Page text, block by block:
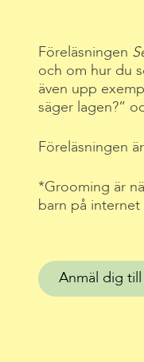
Föreläsningen
och om hur du
även upp
säger lagen?”
Föreläsningen
*Grooming är
barn på internet
Anmäl dig